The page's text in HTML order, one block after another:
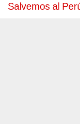
Salvemos al